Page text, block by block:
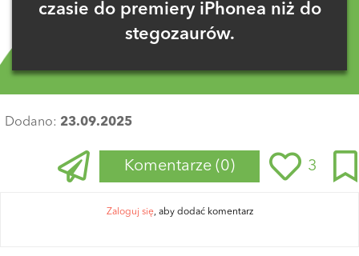
czasie do premiery iPhonea niż do
stegozaurów.
Dodano: 23.09.2025
Komentarze (0) 3
Zaloguj się, aby dodać komentarz